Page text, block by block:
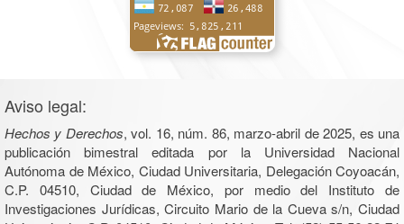
Aviso legal:
Hechos y Derechos, vol. 16, núm. 86, marzo-abril de 2025, es una
publicación bimestral editada por la Universidad Nacional
Autónoma de México, Ciudad Universitaria, Delegación Coyoacán,
C.P. 04510, Ciudad de México, por medio del Instituto de
Investigaciones Jurídicas, Circuito Mario de la Cueva s/n, Ciudad